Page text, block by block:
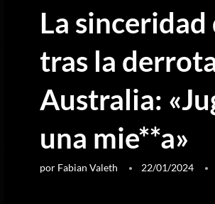
La
tras la
Australia:
una mie**a»
por Fabian Valeth 22/01/2024